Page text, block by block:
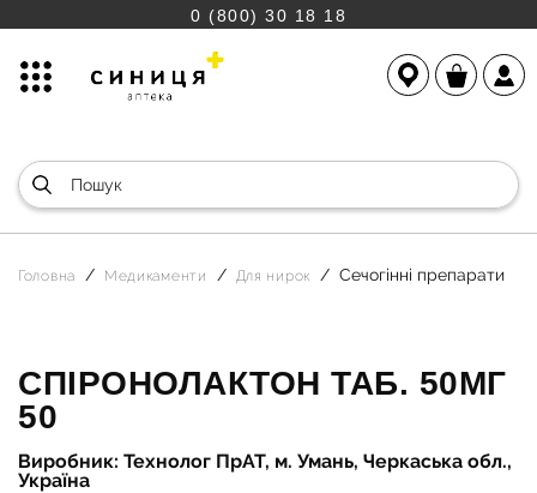
0 (800) 30 18 18
Головна Медикаменти Для нирок Сечогінні препарати
СПІРОНОЛАКТОН ТАБ. 50МГ
50
Виробник: Технолог ПрАТ, м. Умань, Черкаська обл.,
Україна